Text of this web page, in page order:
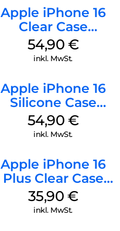
Apple iPhone 16
Clear Case
MagSafe
Transparent
54,90 €
inkl. MwSt.
Apple iPhone 16
Silicone Case
MagSafe Lake
Green
54,90 €
inkl. MwSt.
Apple iPhone 16
Plus Clear Case
MagSafe
Transparent
35,90 €
inkl. MwSt.